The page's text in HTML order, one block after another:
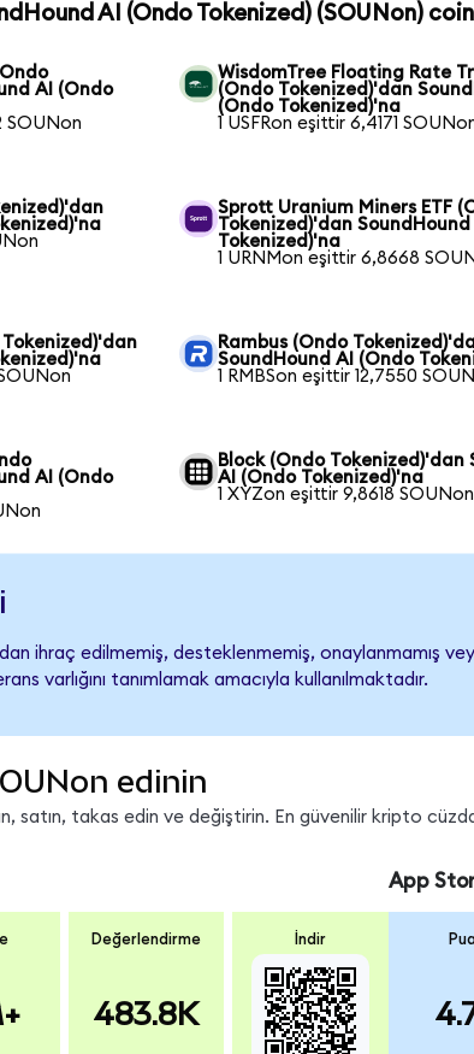
AI (Ondo Tokenized) (SOUNon)
AI (Ondo
SOUNon
WisdomTree Floating Rate
(Ondo Tokenized)'dan
(Ondo Tokenized)'na
1 USFRon eşittir 6,4171
Sprott Uranium Miners ETF
Tokenized)'dan
Tokenized)'na
1 URNMon eşittir 6,8668
Rambus (Ondo
SoundHound AI (Ondo
1 RMBSon eşittir 12,7550
AI (Ondo
Block (Ondo Tokenized)'dan
AI (Ondo Tokenized)'na
1 XYZon eşittir 9,8618 SOUNon
ihraç edilmemiş, desteklenmemiş, onaylanmamış
varlığını tanımlamak amacıyla kullanılmaktadır.
edinin
satın, takas edin ve değiştirin. En güvenilir kripto
Değerlendirme
483.8K
İndir
App